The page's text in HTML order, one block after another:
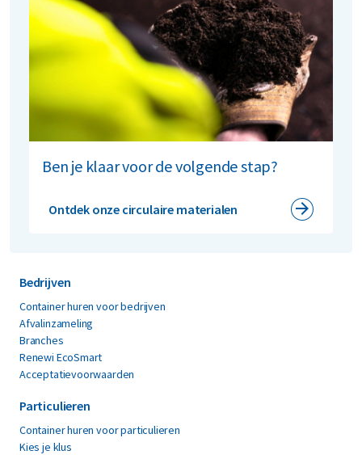
Ben je klaar voor de volgende stap?
Ontdek onze circulaire materialen
Bedrijven
Container huren voor bedrijven
Afvalinzameling
Branches
Renewi EcoSmart
Acceptatievoorwaarden
Particulieren
Container huren voor particulieren
Kies je klus